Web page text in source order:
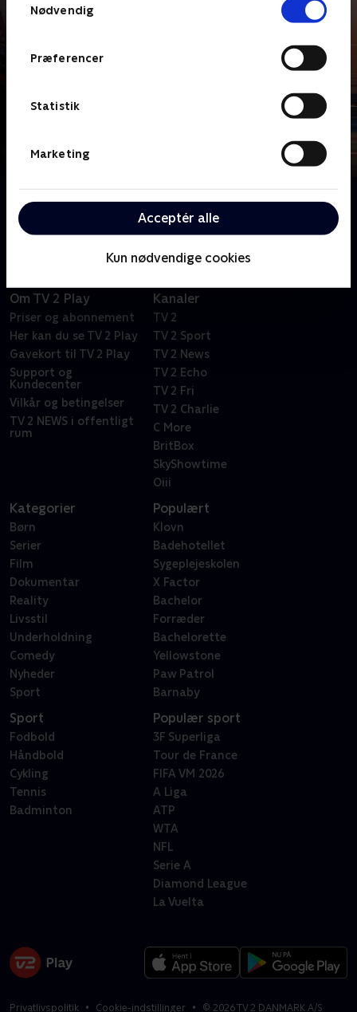
Nødvendig
Præferencer
Statistik
Marketing
Acceptér alle
Kun nødvendige cookies
Om WEC
Se motorsport fra nogle af verdens største løb.
Om TV 2 Play
Priser og abonnement
Her kan du se TV 2 Play
Gavekort til TV 2 Play
Support og
Kundecenter
Vilkår og betingelser
TV 2 NEWS i offentligt
rum
Kanaler
TV 2
TV 2 Sport
TV 2 News
TV 2 Echo
TV 2 Fri
TV 2 Charlie
C More
BritBox
SkyShowtime
Oiii
Kategorier
Børn
Serier
Film
Dokumentar
Reality
Livsstil
Underholdning
Comedy
Nyheder
Sport
Populært
Klovn
Badehotellet
Sygeplejeskolen
X Factor
Bachelor
Forræder
Bachelorette
Yellowstone
Paw Patrol
Barnaby
Sport
Fodbold
Håndbold
Cykling
Tennis
Badminton
Populær sport
3F Superliga
Tour de France
FIFA VM 2026
A Liga
ATP
WTA
NFL
Serie A
Diamond League
La Vuelta
Privatlivspolitik Cookie-indstillinger © 2026TV 2 DANMARK A/S